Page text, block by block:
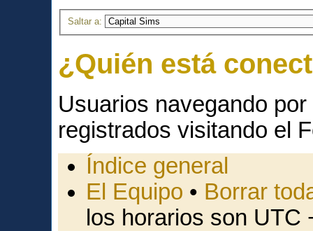
Saltar a:
¿Quién está
Usuarios navegando
registrados visitando el
Índice general
El Equipo • Borrar
los horarios son UTC